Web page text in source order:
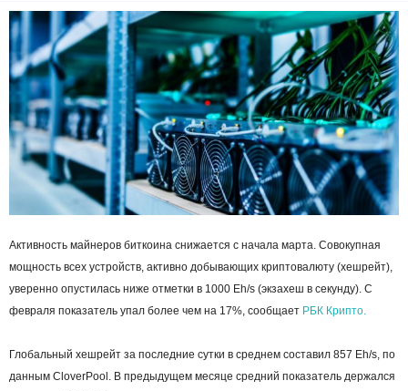
Активность майнеров биткоина снижается с начала марта. Совокупная
мощность всех устройств, активно добывающих криптовалюту (хешрейт),
уверенно опустилась ниже отметки в 1000 Eh/s (экзахеш в секунду). С
февраля показатель упал более чем на 17%, сообщает РБК Крипто.
Глобальный хешрейт за последние сутки в среднем составил 857 Eh/s, по
данным CloverPool. В предыдущем месяце средний показатель держался